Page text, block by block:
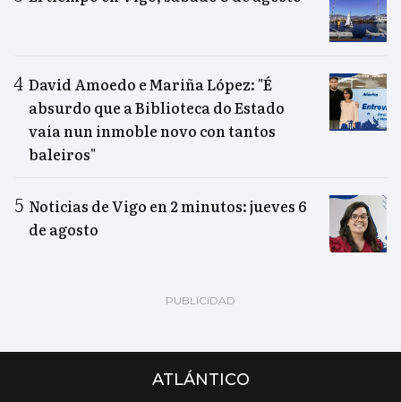
David Amoedo e Mariña López: "É
absurdo que a Biblioteca do Estado
vaia nun inmoble novo con tantos
baleiros"
Noticias de Vigo en 2 minutos: jueves 6
de agosto
ATLÁNTICO